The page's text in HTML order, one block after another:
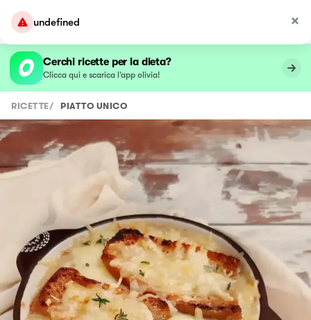
undefined
Cerchi ricette per la dieta?
Clicca qui e scarica l’app olivia!
RICETTE/ PIATTO UNICO